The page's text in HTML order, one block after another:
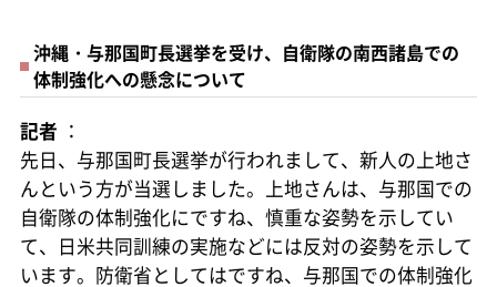
沖縄・与那国町長選挙を受け、自衛隊の南西諸島での
体制強化への懸念について
記者 ：
先日、与那国町長選挙が行われまして、新人の上地さ
んという方が当選しました。上地さんは、与那国での
自衛隊の体制強化にですね、慎重な姿勢を示してい
て、日米共同訓練の実施などには反対の姿勢を示して
います。防衛省としてはですね、与那国での体制強化